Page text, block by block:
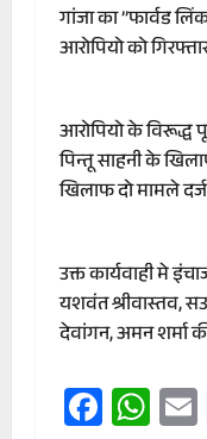
गांजा का ’’फार्वड
आरोपियो को
आरोपियो के विरूद्ध
पिन्तू साहनी के
खिलाफ दो मामले
उक्त कार्यवाही मे
यशवंत श्रीवास्तव,
देवांगन, अमन शर्मा